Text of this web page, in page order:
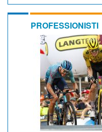
PROFESSIONISTI